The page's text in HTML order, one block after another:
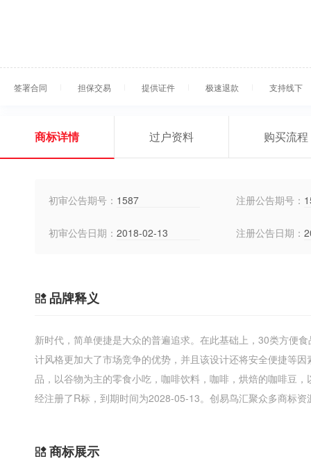
签署合同 担保交易 提供证件 极速退款 支持线下
商标详情 过户资料 购买流程
初审公告期号： 1587 注册公告期号：
初审公告日期： 2018-02-13 注册公告日期：
品牌释义
新时代，简单便捷是大众的普遍追求。在此基础上，30类方便
计风格更加大了市场竞争的优势，并且该设计还将安全便捷等
品，以谷物为主的零食小吃，咖啡饮料，咖啡，烘焙的咖啡豆
经注册了R标，到期时间为2028-05-13。创易鸟汇聚众多商标
商标展示